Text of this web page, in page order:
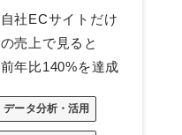
自社ECサイトだけ
の売上で見ると
前年比140%を達成
データ分析・活用